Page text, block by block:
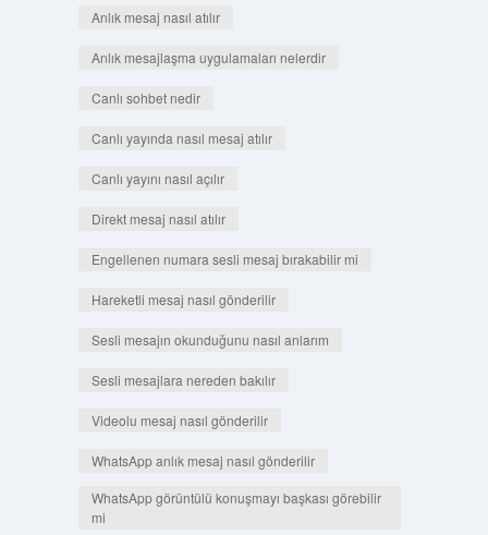
Anlık mesaj nasıl atılır
Anlık mesajlaşma uygulamaları nelerdir
Canlı sohbet nedir
Canlı yayında nasıl mesaj atılır
Canlı yayını nasıl açılır
Direkt mesaj nasıl atılır
Engellenen numara sesli mesaj bırakabilir mi
Hareketli mesaj nasıl gönderilir
Sesli mesajın okunduğunu nasıl anlarım
Sesli mesajlara nereden bakılır
Videolu mesaj nasıl gönderilir
WhatsApp anlık mesaj nasıl gönderilir
WhatsApp görüntülü konuşmayı başkası görebilir
mi